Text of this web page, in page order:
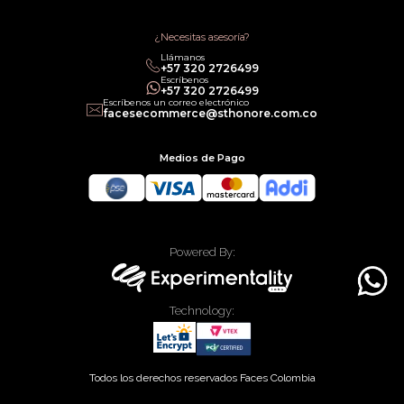
Política legal de Gift Cards¿Necesitas asesoría?
Llámanos
‎+57 320 2726499
Escríbenos
‎+57 320 2726499
Escríbenos un correo electrónico
facesecommerce@sthonore.com.co
Medios de Pago
Powered By:
Technology:
Todos los derechos reservados Faces Colombia